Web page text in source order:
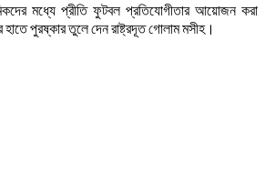
মধ্যে প্রীতি ফুটবল প্রতিযোগীতার আয়োজন করা
পুরষ্কার তুলে দেন রাষ্ট্রদূত গোলাম মসীহ।